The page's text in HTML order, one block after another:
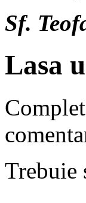
Sf.
Lasa
Trebuie